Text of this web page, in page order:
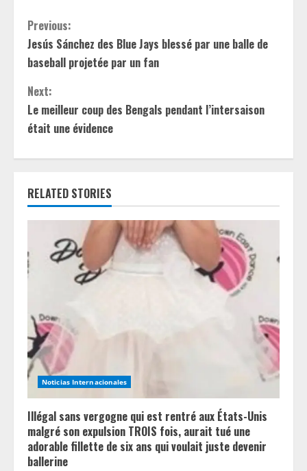
C
o
n
t
u
R
a
d
i
n
g
Previous:
Jesús Sánchez des Blue Jays blessé par une balle de
baseball projetée par un fan
Next:
Le meilleur coup des Bengals pendant l’intersaison
était une évidence
RELATED STORIES
Noticias Internacionales
Illégal sans vergogne qui est rentré aux États-Unis
malgré son expulsion TROIS fois, aurait tué une
adorable fillette de six ans qui voulait juste devenir
ballerine